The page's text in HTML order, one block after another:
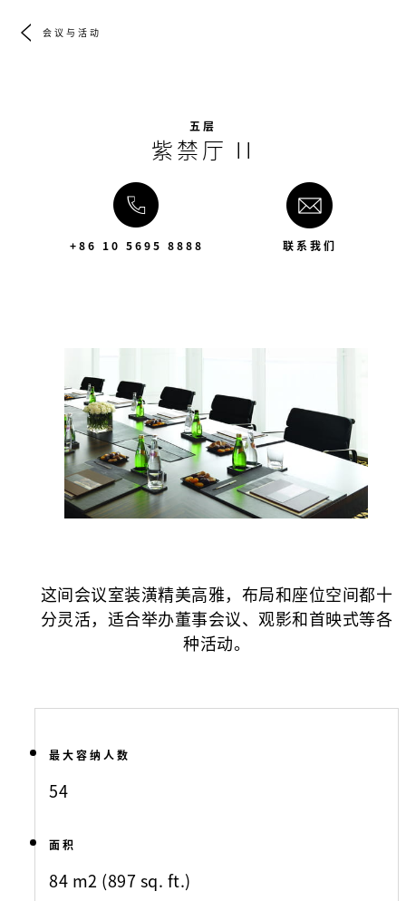
会议与活动
五层
紫禁厅 II
+86 10 5695 8888 联系我们
这间会议室装潢精美高雅，布局和座位空间都十
分灵活，适合举办董事会议、观影和首映式等各
种活动。
最大容纳人数
54
面积
84 m2 (897 sq. ft.)